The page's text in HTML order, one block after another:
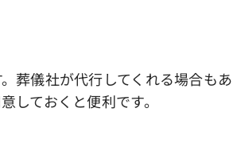
葬儀社が代行してくれる場合もあ
しておくと便利です。